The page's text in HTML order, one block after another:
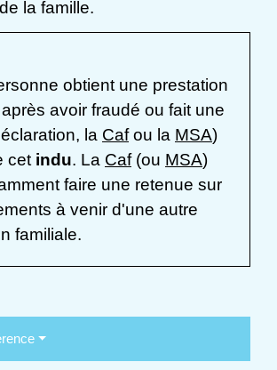
la famille.
obtient une prestation
avoir fraudé ou fait une
la Cafou la MSA)
cet indu. La Caf(ou MSA)
faire une retenue sur
à venir d'une autre
familiale.